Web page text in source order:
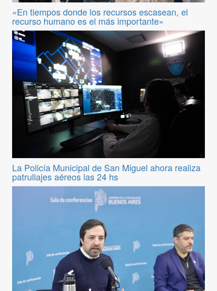
«En tiempos donde los recursos escasean, el
recurso humano es el más importante»
La Policía Municipal de San Miguel ahora realiza
patrullajes aéreos las 24 hs